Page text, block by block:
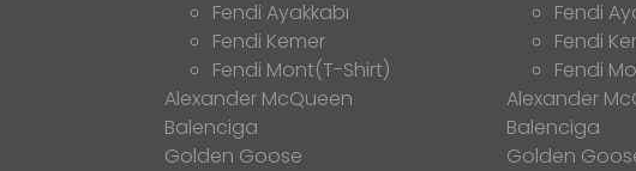
Fendi Ayakkabı
Fendi Kemer
Fendi Mont(T-Shirt)
Alexander McQueen
Balenciga
Golden Goose
Fendi
Fendi
Fendi
Alexander
Balenciga
Golden